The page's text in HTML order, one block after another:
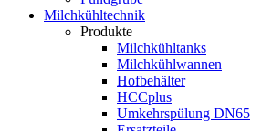
Milchkühltechnik
Produkte
Milchkühltanks
Milchkühlwannen
Hofbehälter
HCCplus
Umkehrspülung DN65